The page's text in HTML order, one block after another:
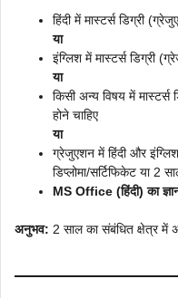
हिंदी में मास्टर्स डिग्री
या
इंग्लिश में मास्टर्स डिग्री
या
किसी अन्य विषय में
होने चाहिए
या
ग्रेजुएशन में हिंदी और
डिप्लोमा/सर्टिफिकेट या 2
MS Office (हिंदी) का
अनुभव: 2 साल का संबंधित क्षेत्र में